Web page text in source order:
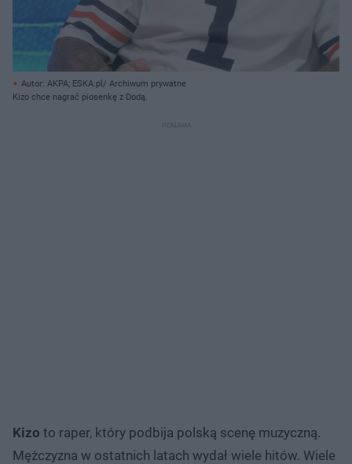
Autor: AKPA; ESKA.pl/ Archiwum prywatne
Kizo chce nagrać piosenkę z Dodą.
Kizo to raper, który podbija polską scenę muzyczną.
Mężczyzna w ostatnich latach wydał wiele hitów. Wiele